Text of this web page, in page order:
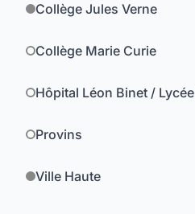
Collège Jules Verne
Collège Marie Curie
Hôpital Léon Binet /
Provins
Ville Haute